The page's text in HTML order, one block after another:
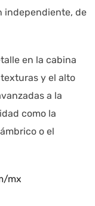
independiente, de
en la cabina
y el alto
a la
como la
o el
mx